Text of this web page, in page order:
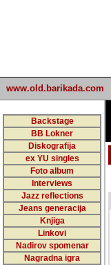
www.old.barikada.com
Backstage
BB Lokner
Diskografija
ex YU singles
Foto album
Interviews
Jazz reflections
Jeans generacija
Knjiga
Linkovi
Nadirov spomenar
Nagradna igra